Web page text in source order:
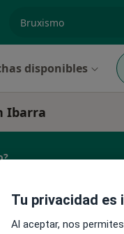
disponibles
Ibarra
Tu privacidad es
Al aceptar, nos